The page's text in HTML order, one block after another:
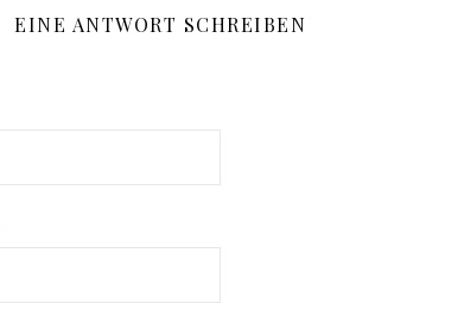
EINE ANTWORT SCHREIBEN